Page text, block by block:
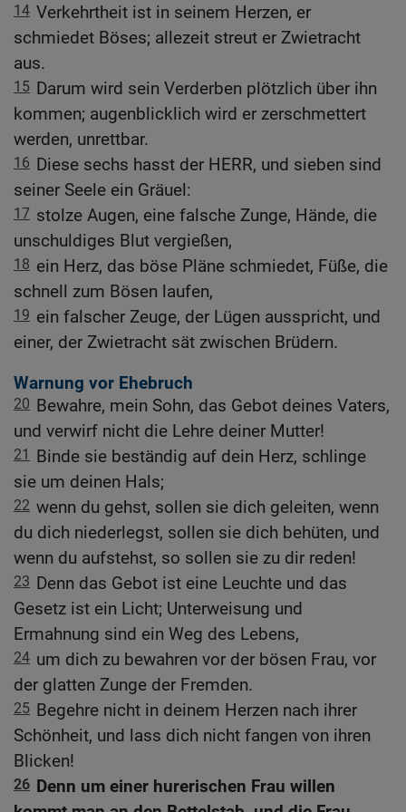
14 Verkehrtheit ist in seinem Herzen, er
schmiedet Böses; allezeit streut er Zwietracht
aus.
15 Darum wird sein Verderben plötzlich über ihn
kommen; augenblicklich wird er zerschmettert
werden, unrettbar.
16 Diese sechs hasst der HERR, und sieben sind
seiner Seele ein Gräuel:
17 stolze Augen, eine falsche Zunge, Hände, die
unschuldiges Blut vergießen,
18 ein Herz, das böse Pläne schmiedet, Füße, die
schnell zum Bösen laufen,
19 ein falscher Zeuge, der Lügen ausspricht, und
einer, der Zwietracht sät zwischen Brüdern.
Warnung vor Ehebruch
20 Bewahre, mein Sohn, das Gebot deines Vaters,
und verwirf nicht die Lehre deiner Mutter!
21 Binde sie beständig auf dein Herz, schlinge
sie um deinen Hals;
22 wenn du gehst, sollen sie dich geleiten, wenn
du dich niederlegst, sollen sie dich behüten, und
wenn du aufstehst, so sollen sie zu dir reden!
23 Denn das Gebot ist eine Leuchte und das
Gesetz ist ein Licht; Unterweisung und
Ermahnung sind ein Weg des Lebens,
24 um dich zu bewahren vor der bösen Frau, vor
der glatten Zunge der Fremden.
25 Begehre nicht in deinem Herzen nach ihrer
Schönheit, und lass dich nicht fangen von ihren
Blicken!
26 Denn um einer hurerischen Frau willen